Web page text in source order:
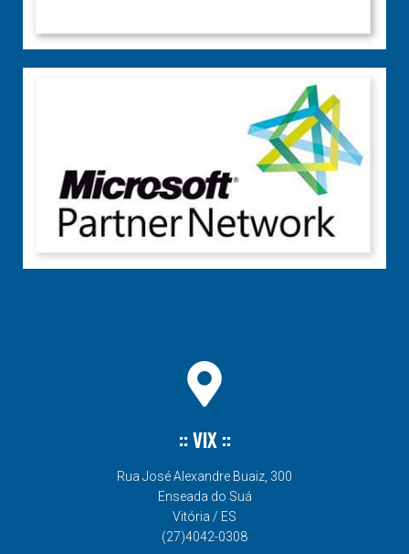
:: VIX ::
Rua José Alexandre Buaiz, 300
Enseada do Suá
Vitória / ES
(27)4042-0308